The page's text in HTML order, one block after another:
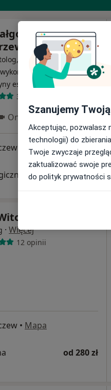
Dermatolog dziecięcy,
zabiegi
estetycznej
·
316 opinii
Online
Mapa
280 zł
Chudzik
· Więcej
12 opinii
• Mapa
od 280 zł
Szanujemy
Akceptując, pozwalasz
technologii) do
Twoje zwyczaje
zaktualizować swoje
do polityk prywatności